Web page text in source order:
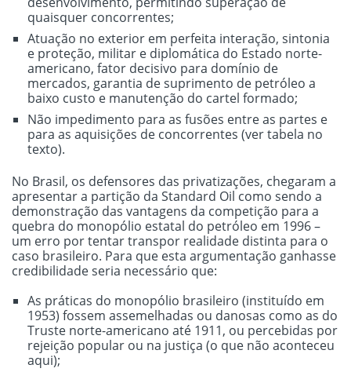
quaisquer concorrentes;
Atuação no exterior em perfeita interação, sintonia
e proteção, militar e diplomática do Estado norte-
americano, fator decisivo para domínio de
mercados, garantia de suprimento de petróleo a
baixo custo e manutenção do cartel formado;
Não impedimento para as fusões entre as partes e
para as aquisições de concorrentes (ver tabela no
texto).
No Brasil, os defensores das privatizações, chegaram a
apresentar a partição da Standard Oil como sendo a
demonstração das vantagens da competição para a
quebra do monopólio estatal do petróleo em 1996 –
um erro por tentar transpor realidade distinta para o
caso brasileiro. Para que esta argumentação ganhasse
credibilidade seria necessário que:
As práticas do monopólio brasileiro (instituído em
1953) fossem assemelhadas ou danosas como as do
Truste norte-americano até 1911, ou percebidas por
rejeição popular ou na justiça (o que não aconteceu
aqui);